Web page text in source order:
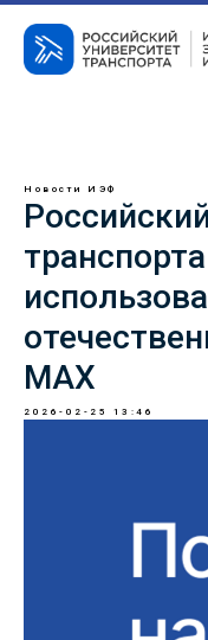
Новости ИЭФ
МАХ
2026-02-25 13:46